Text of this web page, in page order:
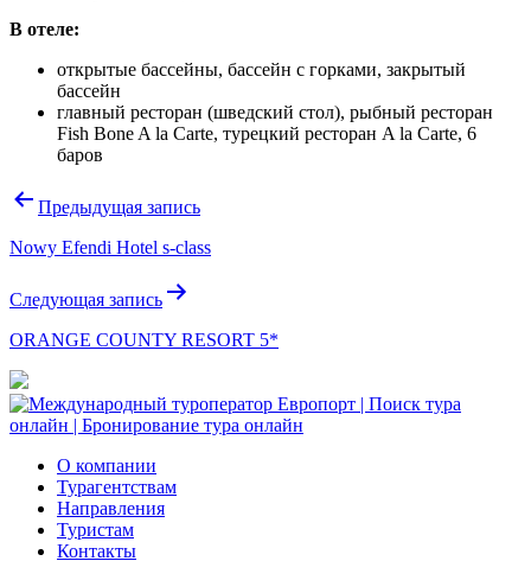
В отеле:
открытые бассейны, бассейн с горками, закрытый
бассейн
главный ресторан (шведский стол), рыбный ресторан
Fish Bone A la Carte, турецкий ресторан A la Carte, 6
баров
Навигация
записям
Предыдущая запись
Nowy Efendi Hotel s-class
Следующая запись
ORANGE COUNTY RESORT 5*
О компании
Турагентствам
Направления
Туристам
Контакты